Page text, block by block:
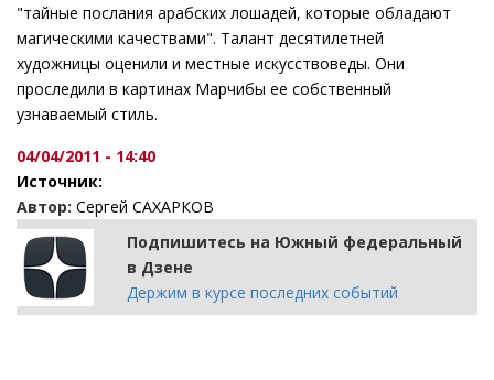
"тайные послания арабских лошадей, которые обладают
магическими качествами". Талант десятилетней
художницы оценили и местные искусствоведы. Они
проследили в картинах Марчибы ее собственный
узнаваемый стиль.
04/04/2011 - 14:40
Источник:
Автор: Сергей САХАРКОВ
Подпишитесь на Южный федеральный
в Дзене
Держим в курсе последних событий